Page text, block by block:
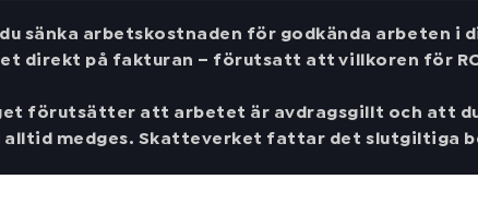
du sänka arbetskostnaden för godkända arbeten i
direkt på fakturan – förutsatt att villkoren för
förutsätter att arbetet är avdragsgillt och att
alltid medges. Skatteverket fattar det slutgiltiga